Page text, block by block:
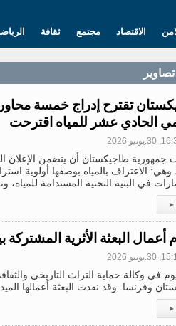
ثقافة مجتمع الاقتصاد
تقترح إدراج خمسة محاور
الحادي عشر للمياه اقترحت
2026
جمهورية طاجيكستان أن يتضمن الإعلان
وهي: الاعتراف بالمياه بوصفها أولوية
في البنية التحتية المستدامة
▸
أعمال البعثة الأثرية
2026
في وكالة حماية التراث التاريخي
وفرنسا. وقد نفذت البعثة أعمالها الميدانية والبحثية خلال
▸